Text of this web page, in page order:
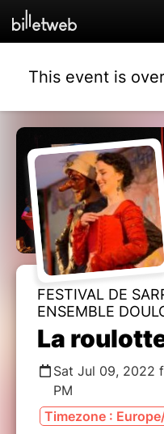
This event is
FESTIVAL DE
ENSEMBLE
La
Sat Jul 09, 2022
PM
Timezone :